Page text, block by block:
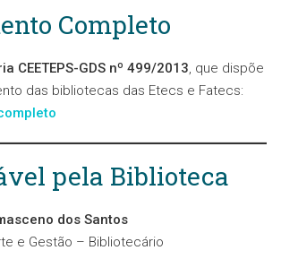
Completo
CEETEPS-GDS nº 499/2013, que dispõe
das bibliotecas das Etecs e Fatecs:
pela Biblioteca
dos Santos
e Gestão – Bibliotecário